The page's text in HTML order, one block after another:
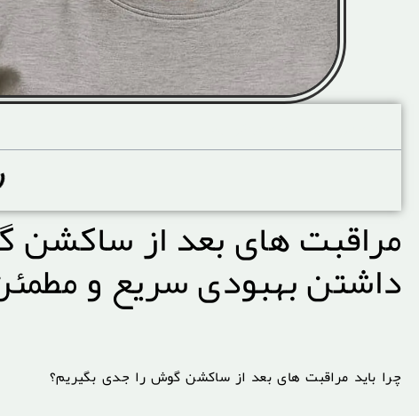
مراقبت های بعد از ساکشن
داشتن بهبودی سریع و
چرا باید مراقبت های بعد از ساکشن گوش را جدی بگیریم؟